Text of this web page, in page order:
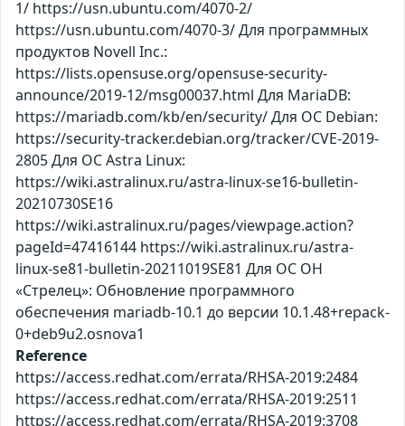
1/ https://usn.ubuntu.com/4070-2/
https://usn.ubuntu.com/4070-3/ Для программных
продуктов Novell Inc.:
https://lists.opensuse.org/opensuse-security-
announce/2019-12/msg00037.html Для MariaDB:
https://mariadb.com/kb/en/security/ Для ОС Debian:
https://security-tracker.debian.org/tracker/CVE-2019-
2805 Для ОС Astra Linux:
https://wiki.astralinux.ru/astra-linux-se16-bulletin-
20210730SE16
https://wiki.astralinux.ru/pages/viewpage.action?
pageId=47416144 https://wiki.astralinux.ru/astra-
linux-se81-bulletin-20211019SE81 Для ОС ОН
«Стрелец»: Обновление программного
обеспечения mariadb-10.1 до версии 10.1.48+repack-
0+deb9u2.osnova1
Reference
https://access.redhat.com/errata/RHSA-2019:2484
https://access.redhat.com/errata/RHSA-2019:2511
https://access.redhat.com/errata/RHSA-2019:3708